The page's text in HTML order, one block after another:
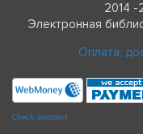
2014 -
Электронная
Оплата,
Check passport